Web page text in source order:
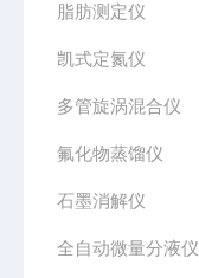
脂肪测定仪
凯式定氮仪
多管旋涡混合仪
氟化物蒸馏仪
石墨消解仪
全自动微量分液仪